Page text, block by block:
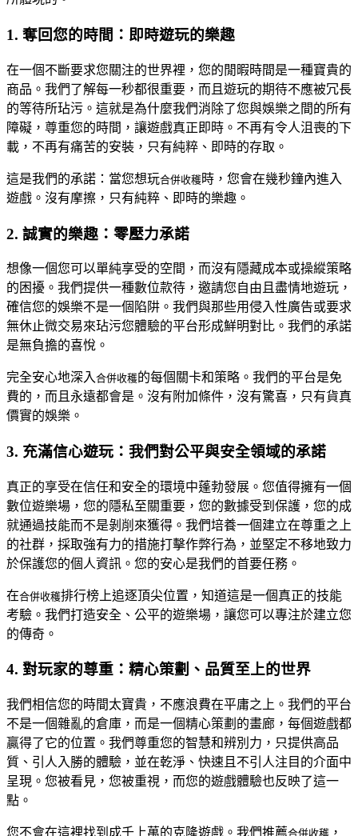
1. 奪回您的時間：即時遊玩的樂趣
在一個不斷要求您關注的世界裡，您的閒暇時間是一種寶貴的
商品。我們了解每一秒都很重要，而且遊玩的期待不應被冗長
的等待所玷污。這就是為什麼我們消除了您與娛樂之間的所有
障礙，尊重您的時間，讓遊戲真正即時。不再有令人沮喪的下
載，不再有痛苦的安裝，只有純粹、即時的存取。
這是我們的承諾：當您想玩合併收穫時，您會在幾秒鐘內進入
遊戲。沒有摩擦，只有純粹、即時的樂趣。
2. 誠實的樂趣：零壓力承諾
想像一個您可以單純享受的空間，而沒有隱藏成本或操縱策略
的困擾。我們提供一種數位款待，邀請您自由且盡情地遊玩，
確信您的娛樂不是一個陷阱。我們與那些用侵入性廣告或要求
無休止微交易來玷污您體驗的平台形成鮮明對比。我們的承諾
是無負擔的喜悅。
完全安心地深入 合併收穫的每個關卡和策略。我們的平台是免
費的，而且永遠都會是。沒有附加條件，沒有驚喜，只有貨真
價實的娛樂。
3. 充滿信心遊玩：我們對公平與安全領域的承諾
真正的享受在信任和安全的環境中蓬勃發展。您值得擁有一個
數位遊樂場，您的隱私至關重要，您的數據受到保護，您的成
就通過技能而不是剝削來獲得。我們培養一個建立在尊重之上
的社群，採取強有力的措施打擊作弊行為，並堅定不移地致力
於保護您的個人資訊。您的安心是我們的首要任務。
在合併收穫排行榜上追逐頂尖位置，知道這是一個真正的技能
考驗。我們打造安全、公平的遊樂場，讓您可以專注於建立您
的傳奇。
4. 對玩家的尊重：精心策劃、品質至上的世界
我們相信您的時間太寶貴，不應浪費在平庸之上。我們的平台
不是一個雜亂的倉庫，而是一個精心策劃的畫廊，每個遊戲都
贏得了它的位置。我們尊重您的智慧和辨別力，只提供高品
質、引人入勝的體驗，並在乾淨、快速且不引人注目的介面中
呈現。您被看見，您被重視，而您的遊戲體驗也反映了這一
點。
您不會在這裡找到成千上萬的克隆遊戲。我們推薦合併收穫 ，